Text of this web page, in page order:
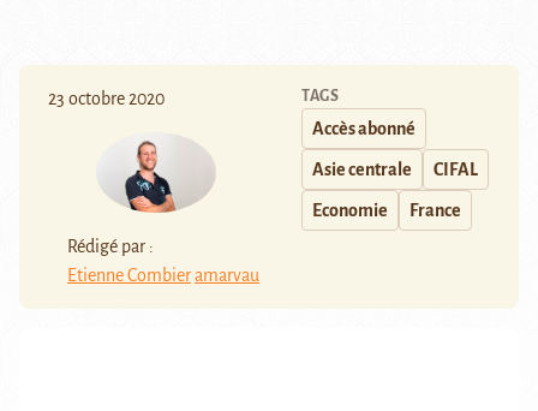
23 octobre 2020
Rédigé par :
Etienne Combieramarvau
TAGS
Accès abonné
Asie centrale CIFAL
Economie France